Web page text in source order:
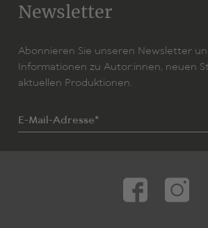
Newsletter
Abonnieren Sie unseren Newsletter
Informationen zu Autor:innen, neuen
aktuellen Produktionen.
E-Mail-Adresse*